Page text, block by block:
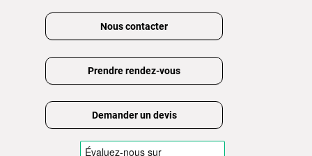
Nous contacter
Prendre rendez-vous
Demander un devis